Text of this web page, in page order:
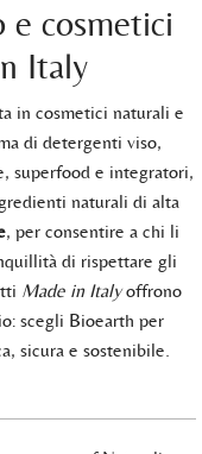
cosmetici
Italy
in cosmetici naturali e
di detergenti viso,
superfood e integratori,
naturali di alta
, per consentire a chi li
di rispettare gli
Made in Italyoffrono
scegli Bioearth per
sicura e sostenibile.